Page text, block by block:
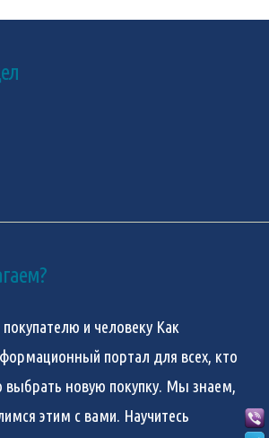
и человеку Как
портал для всех, кто
выбрать новую покупку. Мы знаем,
этим с вами. Научитесь